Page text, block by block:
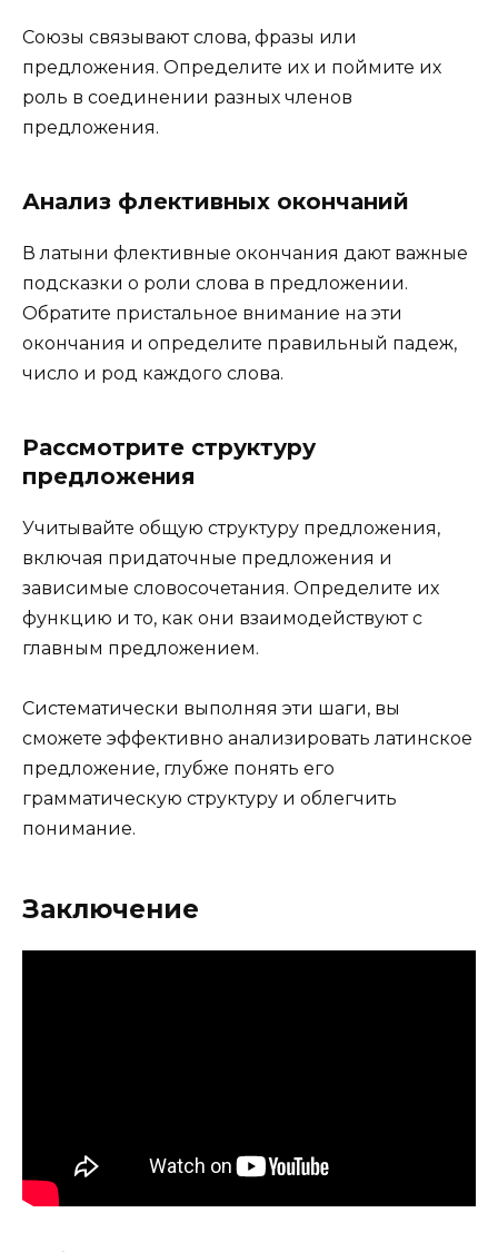
Союзы связывают слова, фразы или
предложения. Определите их и поймите их
роль в соединении разных членов
предложения.
Анализ флективных окончаний
В латыни флективные окончания дают важные
подсказки о роли слова в предложении.
Обратите пристальное внимание на эти
окончания и определите правильный падеж,
число и род каждого слова.
Рассмотрите структуру
предложения
Учитывайте общую структуру предложения,
включая придаточные предложения и
зависимые словосочетания. Определите их
функцию и то, как они взаимодействуют с
главным предложением.
Систематически выполняя эти шаги, вы
сможете эффективно анализировать латинское
предложение, глубже понять его
грамматическую структуру и облегчить
понимание.
Заключение